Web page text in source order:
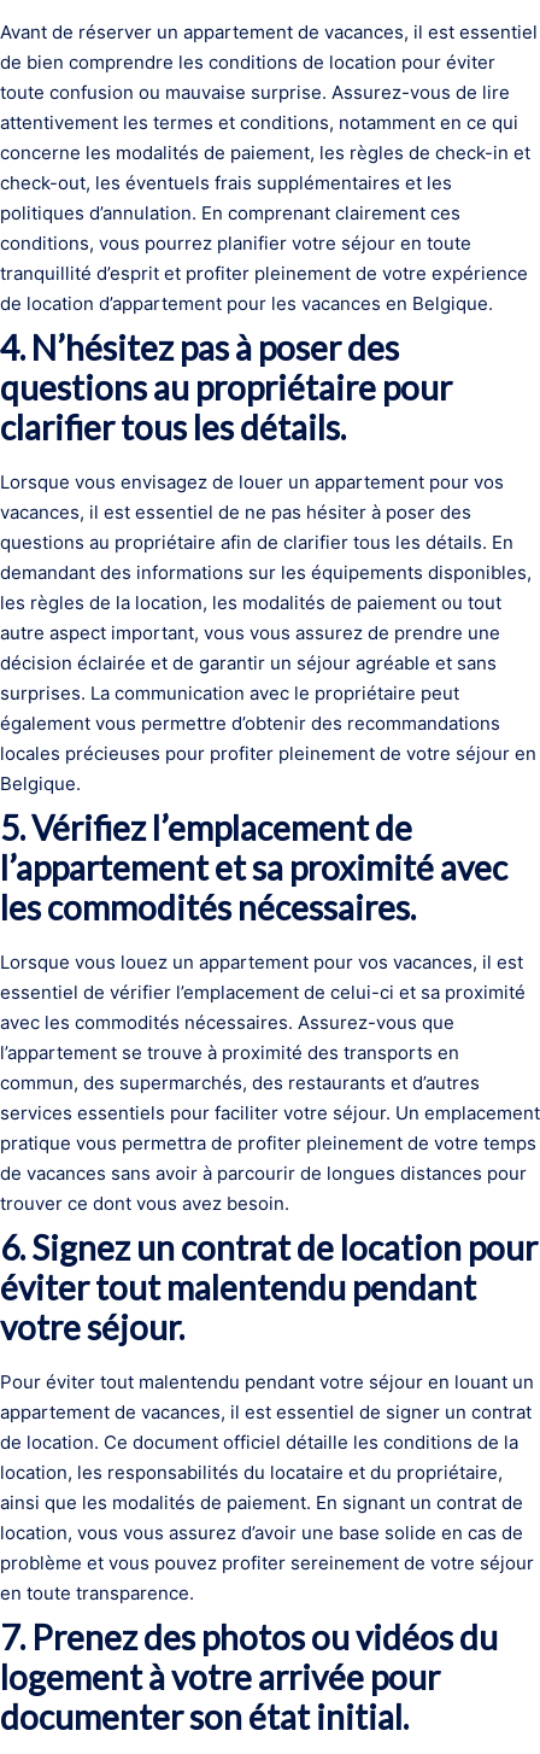
Avant de réserver un appartement de vacances, il est essentiel
de bien comprendre les conditions de location pour éviter
toute confusion ou mauvaise surprise. Assurez-vous de lire
attentivement les termes et conditions, notamment en ce qui
concerne les modalités de paiement, les règles de check-in et
check-out, les éventuels frais supplémentaires et les
politiques d’annulation. En comprenant clairement ces
conditions, vous pourrez planifier votre séjour en toute
tranquillité d’esprit et profiter pleinement de votre expérience
de location d’appartement pour les vacances en Belgique.
4. N’hésitez pas à poser des
questions au propriétaire pour
clarifier tous les détails.
Lorsque vous envisagez de louer un appartement pour vos
vacances, il est essentiel de ne pas hésiter à poser des
questions au propriétaire afin de clarifier tous les détails. En
demandant des informations sur les équipements disponibles,
les règles de la location, les modalités de paiement ou tout
autre aspect important, vous vous assurez de prendre une
décision éclairée et de garantir un séjour agréable et sans
surprises. La communication avec le propriétaire peut
également vous permettre d’obtenir des recommandations
locales précieuses pour profiter pleinement de votre séjour en
Belgique.
5. Vérifiez l’emplacement de
l’appartement et sa proximité avec
les commodités nécessaires.
Lorsque vous louez un appartement pour vos vacances, il est
essentiel de vérifier l’emplacement de celui-ci et sa proximité
avec les commodités nécessaires. Assurez-vous que
l’appartement se trouve à proximité des transports en
commun, des supermarchés, des restaurants et d’autres
services essentiels pour faciliter votre séjour. Un emplacement
pratique vous permettra de profiter pleinement de votre temps
de vacances sans avoir à parcourir de longues distances pour
trouver ce dont vous avez besoin.
6. Signez un contrat de location pour
éviter tout malentendu pendant
votre séjour.
Pour éviter tout malentendu pendant votre séjour en louant un
appartement de vacances, il est essentiel de signer un contrat
de location. Ce document officiel détaille les conditions de la
location, les responsabilités du locataire et du propriétaire,
ainsi que les modalités de paiement. En signant un contrat de
location, vous vous assurez d’avoir une base solide en cas de
problème et vous pouvez profiter sereinement de votre séjour
en toute transparence.
7. Prenez des photos ou vidéos du
logement à votre arrivée pour
documenter son état initial.